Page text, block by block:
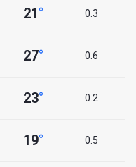
21° 0.3
27° 0.6
23° 0.2
19° 0.5